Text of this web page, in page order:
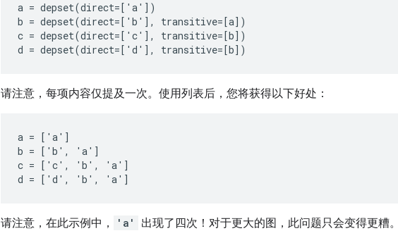
a = depset(direct=[ 'a' ] )
b = depset(direct=[ 'b' ] , transitive=[a] )
c = depset(direct=[ 'c' ] , transitive=[b] )
d = depset(direct=[ 'd' ] , transitive=[b] )
请注意，每项内容仅提及一次。使用列表后，您将获得以下好处：
a = ['a']
b = ['b', 'a']
c = ['c', 'b', 'a']
请注意，在此示例中， 'a' 出现了四次！对于更大的图，此问题只会变得更糟